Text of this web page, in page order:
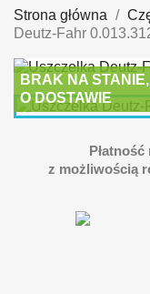
Strona główna
Deutz-Fahr
BRAK NA
O DOSTAWIE
Płatność
z możliwością